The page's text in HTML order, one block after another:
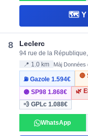
🗺️ Y
8 Leclerc
94 rue de la
📍 1.0 km Màj Données
⛽ Gazole1.594€
🔴
🟣 SP981.868€ 🌿
💨 GPLc1.088€
WhatsApp